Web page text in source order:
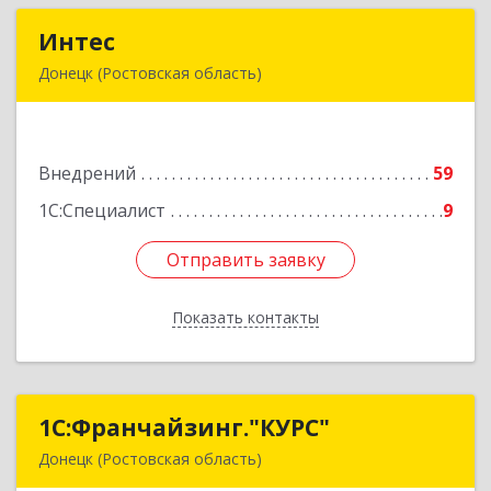
Интес
Донецк (Ростовская область)
Внедрений
59
1С:Специалист
9
Отправить заявку
Показать контакты
Подробнее
Отправить заявку
Назад
1С:Франчайзинг."КУРС"
Донецк (Ростовская область)
1С:Франчайзинг."КУРС"